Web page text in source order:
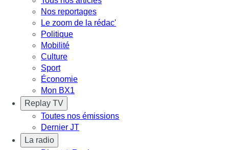
Nos reportages
Le zoom de la rédac'
Politique
Mobilité
Culture
Sport
Économie
Mon BX1
Replay TV
Toutes nos émissions
Dernier JT
La radio